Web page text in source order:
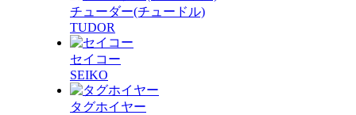
チューダー(チュードル)
TUDOR
セイコー
SEIKO
タグホイヤー